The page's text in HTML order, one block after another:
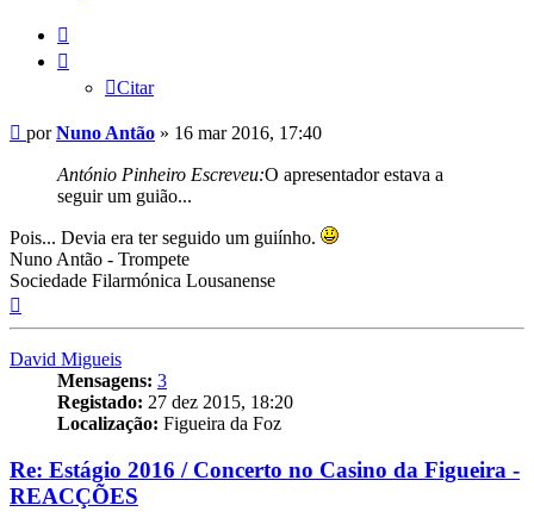
Citar
Mensagem
porNuno Antão » 16 mar 2016, 17:40
António Pinheiro Escreveu:O apresentador estava a
seguir um guião...
Pois... Devia era ter seguido um guiínho.
Nuno Antão - Trompete
Sociedade Filarmónica Lousanense
David Migueis
Mensagens: 3
Registado: 27 dez 2015, 18:20
Localização: Figueira da Foz
Re: Estágio 2016 / Concerto no Casino da Figueira -
REACÇÕES